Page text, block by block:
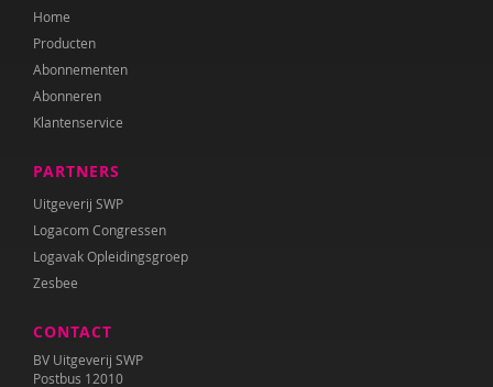
Home
Producten
Abonnementen
Abonneren
Klantenservice
PARTNERS
Uitgeverij SWP
Logacom Congressen
Logavak Opleidingsgroep
Zesbee
CONTACT
BV Uitgeverij SWP
Postbus 12010